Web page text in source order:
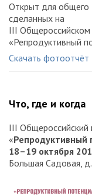
Открыт для общего
сделанных на
III Общероссийском
«Репродуктивный
Скачать фотоотчёт
Что, где и когда
III Общероссийский
«Репродуктивный
18–19 октября
Большая Садовая,